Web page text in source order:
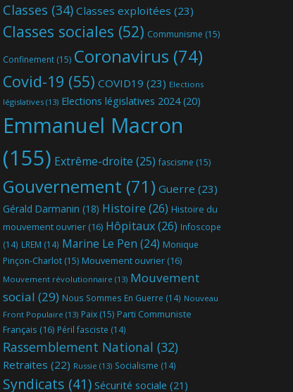
Classes (34) Classes exploitées (23)
Classes sociales (52) Communisme (15)
Confinement (15) Coronavirus (74)
Covid-19 (55) COVID19 (23) Elections
législatives (13) Elections législatives 2024(20)
Emmanuel Macron
(155) Extrême-droite (25) fascisme (15)
Gouvernement (71) Guerre (23)
Gérald Darmanin (18) Histoire (26) Histoire du
mouvement ouvrier (16) Hôpitaux(26) Infoscope
(14) LREM (14) Marine Le Pen (24) Monique
Pinçon-Charlot (15) Mouvement ouvrier (16)
Mouvement révolutionnaire (13) Mouvement
social (29) Nous Sommes En Guerre (14) Nouveau
Front Populaire (13) Paix (15) Parti Communiste
Français (16) Péril fasciste (14)
Rassemblement National (32)
Retraites (22) Russie (13) Socialisme (14)
Syndicats (41) Sécurité sociale (21)